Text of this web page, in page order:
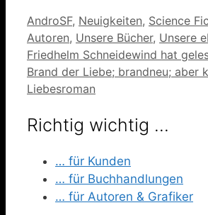
Kategorien
AndroSF, Neuigkeiten, Science
Autoren, Unsere Bücher, Unsere
Friedhelm Schneidewind hat
Brand der Liebe; brandneu; aber
Liebesroman
Richtig wichtig …
… für Kunden
… für Buchhandlungen
… für Autoren & Grafiker